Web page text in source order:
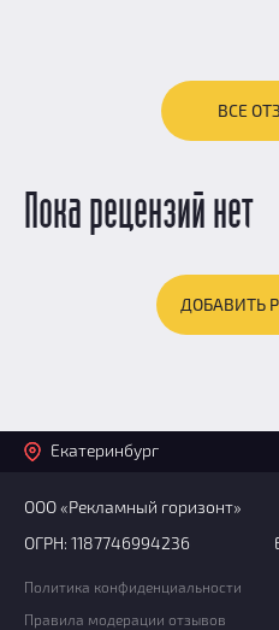
ВСЕ
Пока рецензий нет
ДОБАВИТЬ
Екатеринбург
ООО «Рекламный горизонт»
ОГРН: 1187746994236
Политика конфиденциальности
Правила модерации отзывов